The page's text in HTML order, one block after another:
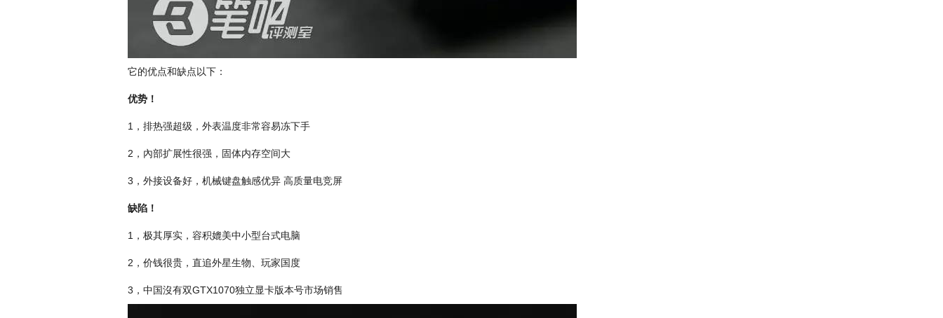
它的优点和缺点以下：
优势！
1，排热强超级，外表温度非常容易冻下手
2，內部扩展性很强，固体内存空间大
3，外接设备好，机械键盘触感优异 高质量电竞屏
缺陷！
1，极其厚实，容积媲美中小型台式电脑
2，价钱很贵，直追外星生物、玩家国度
3，中国沒有双GTX1070独立显卡版本号市场销售